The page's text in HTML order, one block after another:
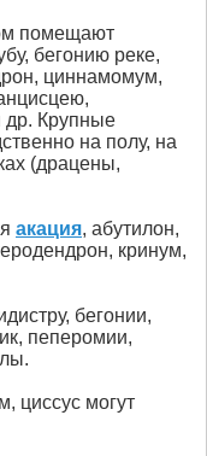
помещают
бегонию реке,
циннамомум,
др. Крупные
на полу, на
(драцены,
акация, абутилон,
кринум,
бегонии,
пеперомии,
циссус могут